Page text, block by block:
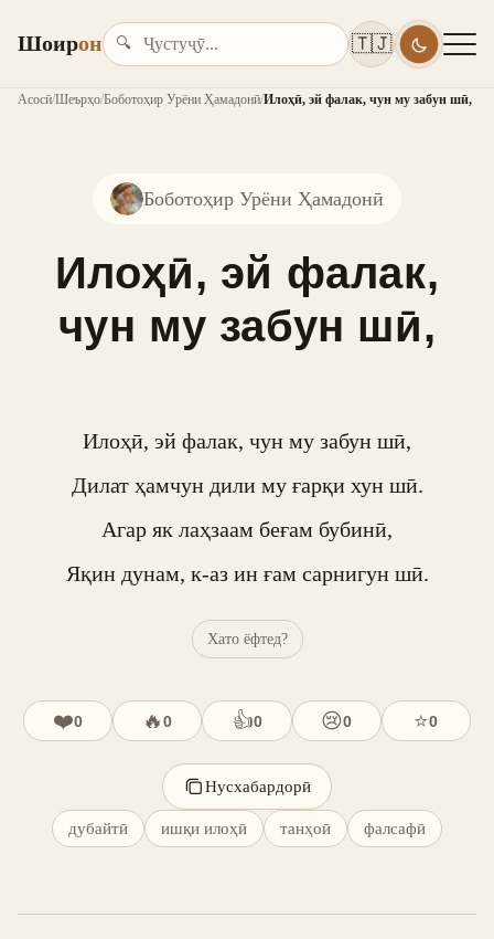
Шоирон 🔍 🇹🇯
Асосӣ/Шеърҳо/Боботоҳир Урёни Ҳамадонӣ/Илоҳӣ, эй фалак, чун му забун шӣ,
Боботоҳир Урёни Ҳамадонӣ
Илоҳӣ, эй фалак,
чун му забун шӣ,
Илоҳӣ, эй фалак, чун му забун шӣ,
Дилат ҳамчун дили му ғарқи хун шӣ.
Агар як лаҳзаам беғам бубинӣ,
Яқин дунам, к-аз ин ғам сарнигун шӣ.
Хато ёфтед?
❤️0 🔥0 👍0 😢0 ⭐0
Нусхабардорӣ
дубайтӣ ишқи илоҳӣ танҳоӣ фалсафӣ